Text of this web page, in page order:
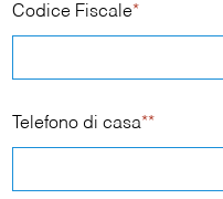
Codice Fiscale*
Telefono di casa**